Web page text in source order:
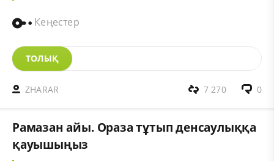
Кеңестер
ТОЛЫҚ
ZHARAR 0
7 270
Рамазан айы. Ораза тұтып денсаулыққа
қауышыңыз